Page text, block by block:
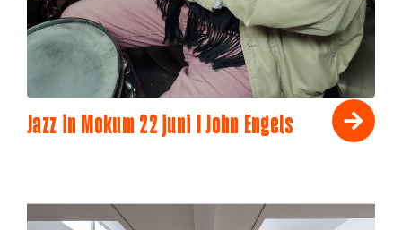
Jazz in Mokum 22 juni I John Engels